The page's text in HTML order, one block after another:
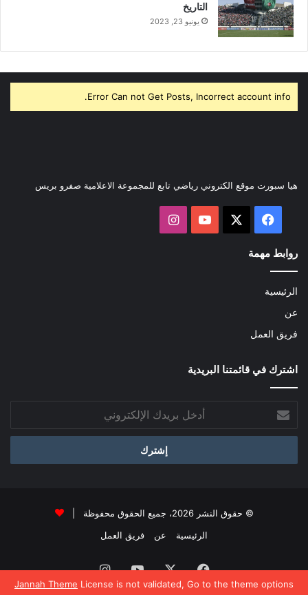
Jannah Theme License is not validated, Go to the theme options
التاريخ
يونيو 23, 2023
Error Can not Get Posts, Incorrect account info.
هيا سبورت موقع الكتروني رياضي تابع للمجموعة الاعلامية صفرو بريس
فيسبوك ‫YouTubeانستقرام
روابط مهمة
الرئيسية
عن
فريق العمل
اشترك في قائمتنا البريدية
بريدك
الإلكتروني
© حقوق النشر 2026، جميع الحقوق محفوظة |
الرئيسية
عن فريق العمل
فيسبوك
‫X
‫YouTubeانستقرام